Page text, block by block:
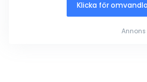
Klicka för
Annons